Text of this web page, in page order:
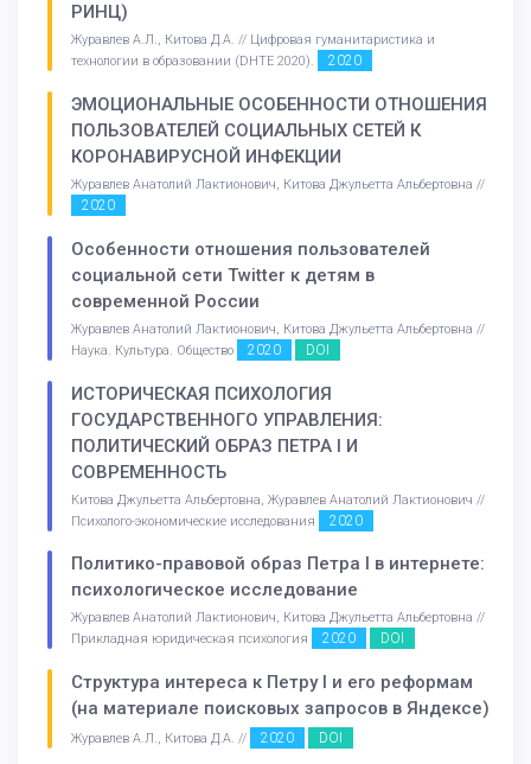
РИНЦ)
Журавлев А.Л., Китова Д.А. // Цифровая гуманитаристика и
технологии в образовании (DHTE 2020).
2020
ЭМОЦИОНАЛЬНЫЕ ОСОБЕННОСТИ ОТНОШЕНИЯ
ПОЛЬЗОВАТЕЛЕЙ СОЦИАЛЬНЫХ СЕТЕЙ К
КОРОНАВИРУСНОЙ ИНФЕКЦИИ
Журавлев Анатолий Лактионович, Китова Джульетта Альбертовна //
2020
Особенности отношения пользователей
социальной сети Twitter к детям в
современной России
Журавлев Анатолий Лактионович, Китова Джульетта Альбертовна //
Наука. Культура. Общество
2020 DOI
ИСТОРИЧЕСКАЯ ПСИХОЛОГИЯ
ГОСУДАРСТВЕННОГО УПРАВЛЕНИЯ:
ПОЛИТИЧЕСКИЙ ОБРАЗ ПЕТРА I И
СОВРЕМЕННОСТЬ
Китова Джульетта Альбертовна, Журавлев Анатолий Лактионович //
Психолого-экономические исследования
2020
Политико-правовой образ Петра I в интернете:
психологическое исследование
Журавлев Анатолий Лактионович, Китова Джульетта Альбертовна //
Прикладная юридическая психология
2020 DOI
Структура интереса к Петру I и его реформам
(на материале поисковых запросов в Яндексе)
Журавлев А.Л., Китова Д.А. // 2020 DOI